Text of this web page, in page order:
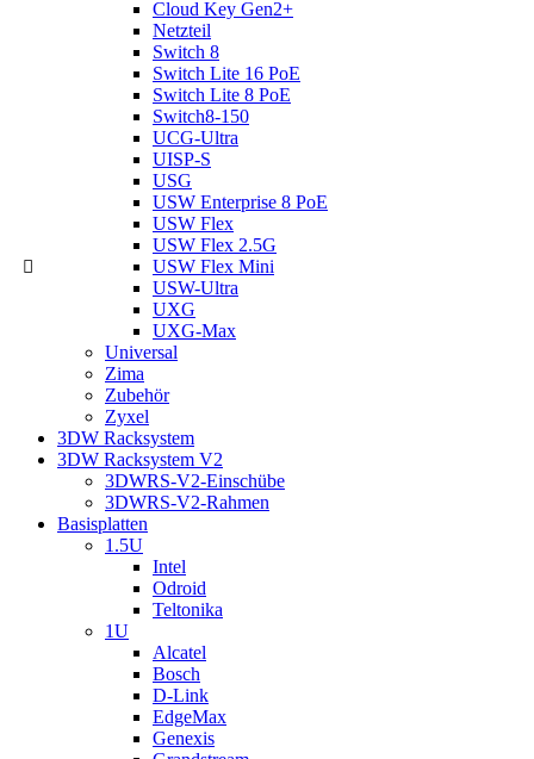
Cloud Key Gen2+
Netzteil
Switch 8
Switch Lite 16 PoE
Switch Lite 8 PoE
Switch8-150
UCG-Ultra
UISP-S
USG
USW Enterprise 8 PoE
USW Flex
USW Flex 2.5G
USW Flex Mini
USW-Ultra
UXG
UXG-Max
Universal
Zima
Zubehör
Zyxel
3DW Racksystem
3DW Racksystem V2
3DWRS-V2-Einschübe
3DWRS-V2-Rahmen
Basisplatten
1.5U
Intel
Odroid
Teltonika
1U
Alcatel
Bosch
D-Link
EdgeMax
Genexis